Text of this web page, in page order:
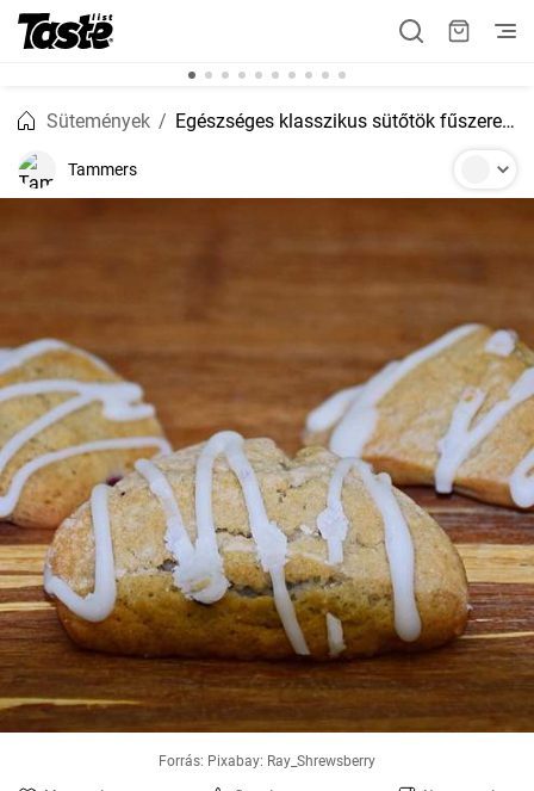
Sütemények Egészséges klasszikus sütőtök fűszerezett pogácsa
Tammers
Forrás: Pixabay: Ray_Shrewsberry